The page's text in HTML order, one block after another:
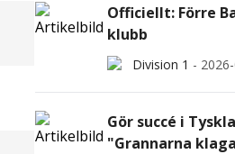
Officiellt: Förre
klubb
Division 1 -
Gör succé i
"Grannarna